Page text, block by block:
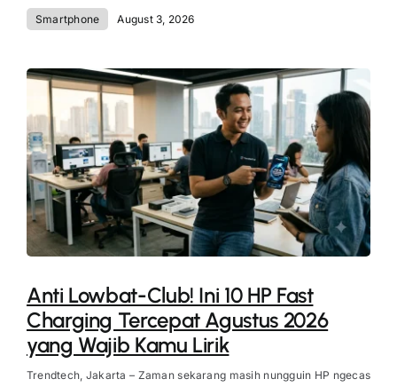
Smartphone August 3, 2026
Anti Lowbat-Club! Ini 10 HP Fast
Charging Tercepat Agustus 2026
yang Wajib Kamu Lirik
Trendtech, Jakarta – Zaman sekarang masih nungguin HP ngecas